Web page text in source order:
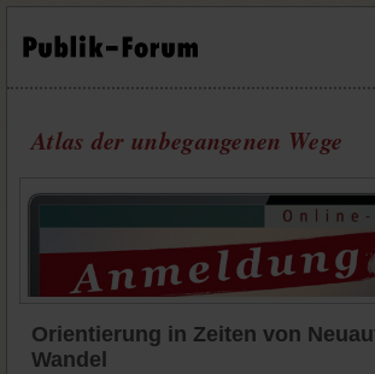
Atlas der unbegangenen Wege
Orientierung in Zeiten von
Wandel